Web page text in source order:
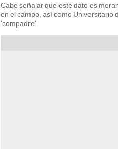
Cabe señalar que este dato es
en el campo, así como Universitario
'compadre'.